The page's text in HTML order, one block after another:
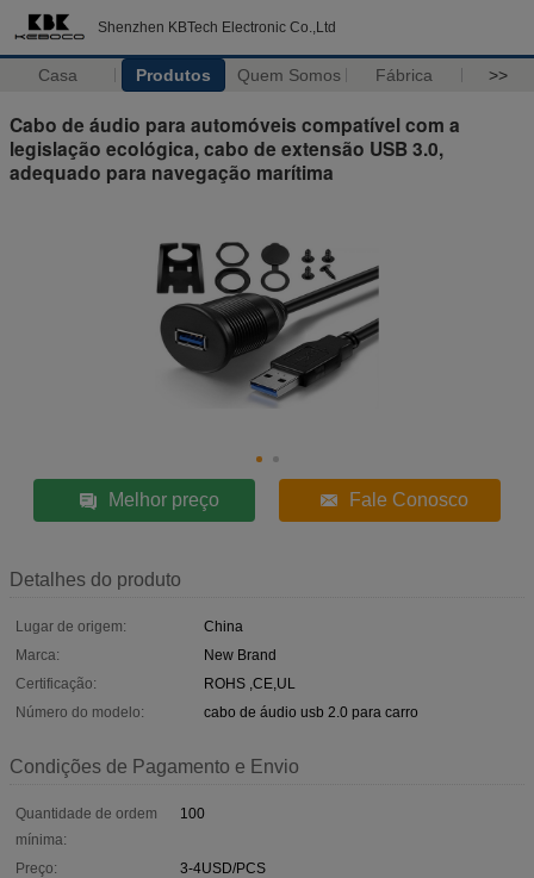
Shenzhen KBTech Electronic Co.,Ltd
Casa Produtos Quem Somos Fábrica >>
Cabo de áudio para automóveis compatível com a
legislação ecológica, cabo de extensão USB 3.0,
adequado para navegação marítima
Melhor preço Fale Conosco
Detalhes do produto
Lugar de origem:
China
Marca:
New Brand
Certificação:
ROHS ,CE,UL
Número do modelo:
cabo de áudio usb 2.0 para carro
Condições de Pagamento e Envio
Quantidade de ordem
mínima:
100
Preço:
3-4USD/PCS